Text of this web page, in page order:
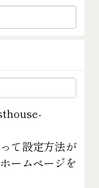
て設定方法が
ームページを